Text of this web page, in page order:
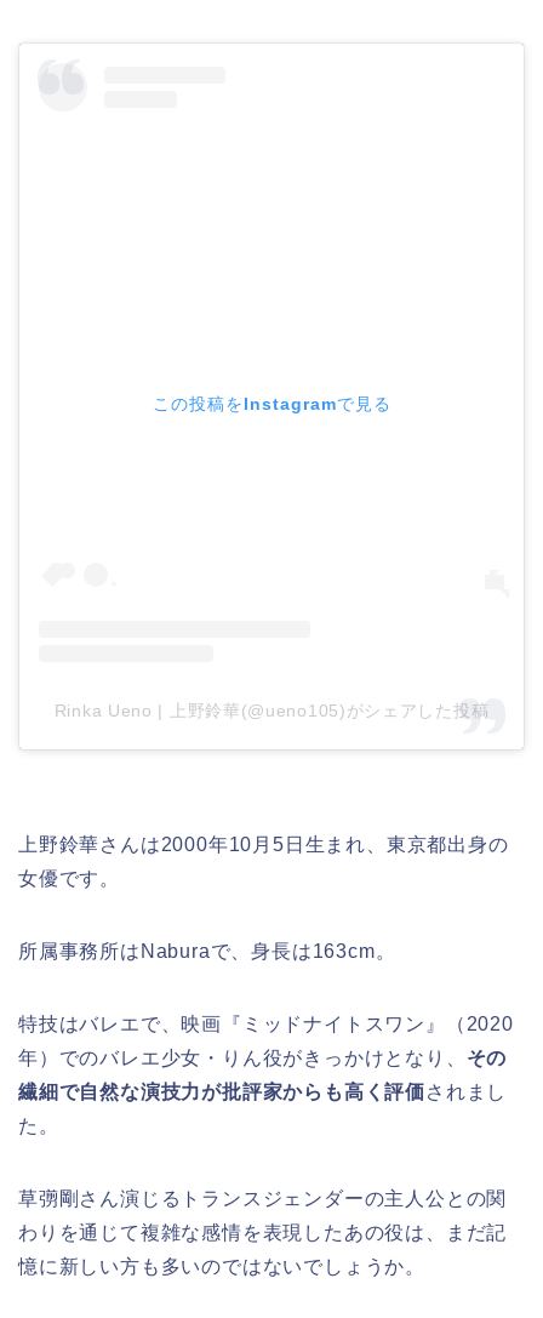
この投稿をInstagramで見る
Rinka Ueno | 上野鈴華(@ueno105)がシェアした投稿
上野鈴華さんは2000年10月5日生まれ、東京都出身の
女優です。
所属事務所はNaburaで、身長は163cm。
特技はバレエで、映画『ミッドナイトスワン』（2020
年）でのバレエ少女・りん役がきっかけとなり、 その
繊細で自然な演技力が批評家からも高く評価されまし
た。
草彅剛さん演じるトランスジェンダーの主人公との関
わりを通じて複雑な感情を表現したあの役は、まだ記
憶に新しい方も多いのではないでしょうか。